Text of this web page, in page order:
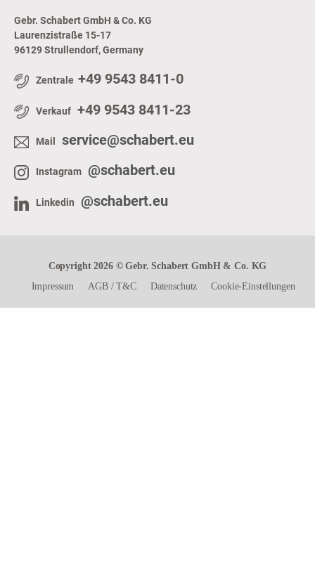
Gebr. Schabert GmbH & Co. KG
Laurenzistraße 15-17
96129 Strullendorf, Germany
Zentrale +49 9543 8411-0
Verkauf +49 9543 8411-23
Mail service@schabert.eu
Instagram @schabert.eu
Linkedin @schabert.eu
Copyright 2026 © Gebr. Schabert GmbH & Co. KG
Impressum
AGB/T&C Datenschutz Cookie-Einstellungen